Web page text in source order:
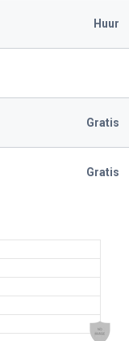
Huur
Gratis
Gratis